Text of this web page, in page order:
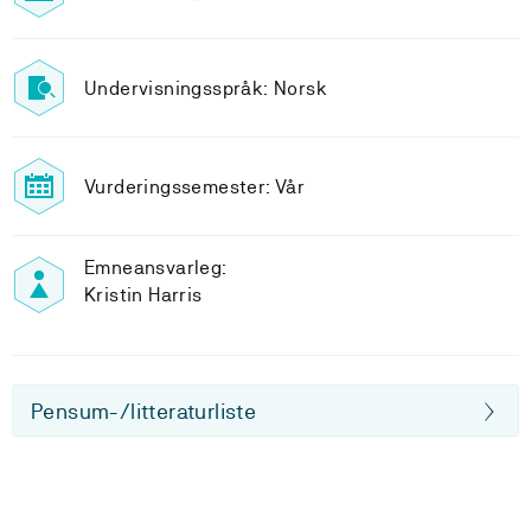
Undervisningsspråk: Norsk
Vurderingssemester: Vår
Emneansvarleg:
Kristin Harris
Pensum-/litteraturliste